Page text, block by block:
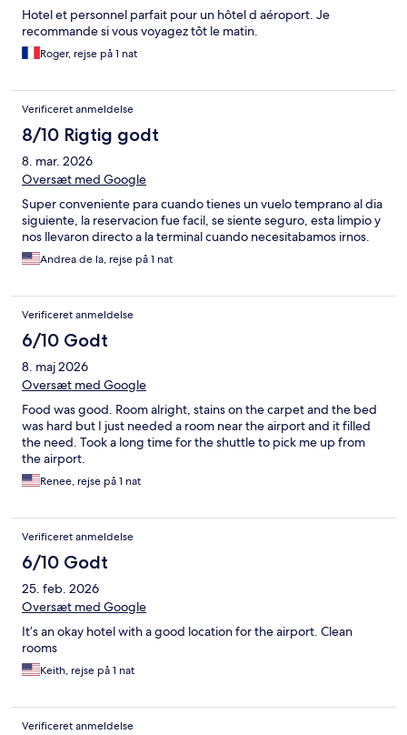
Hotel et personnel parfait pour un hôtel d aéroport. Je
recommande si vous voyagez tôt le matin.
Roger, rejse på 1 nat
Verificeret anmeldelse
8/10 Rigtig godt
8. mar. 2026
Oversæt med Google
Super conveniente para cuando tienes un vuelo temprano al dia
siguiente, la reservacion fue facil, se siente seguro, esta limpio y
nos llevaron directo a la terminal cuando necesitabamos irnos.
Andrea de la, rejse på 1 nat
Verificeret anmeldelse
6/10 Godt
8. maj 2026
Oversæt med Google
Food was good. Room alright, stains on the carpet and the bed
was hard but I just needed a room near the airport and it filled
the need. Took a long time for the shuttle to pick me up from
the airport.
Renee, rejse på 1 nat
Verificeret anmeldelse
6/10 Godt
25. feb. 2026
Oversæt med Google
It’s an okay hotel with a good location for the airport. Clean
rooms
Keith, rejse på 1 nat
Verificeret anmeldelse